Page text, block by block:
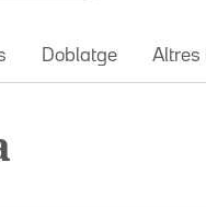
Doblatge Altres